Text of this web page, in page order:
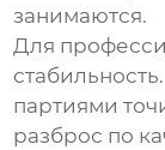
занимаются.
Для
партиями
разброс по